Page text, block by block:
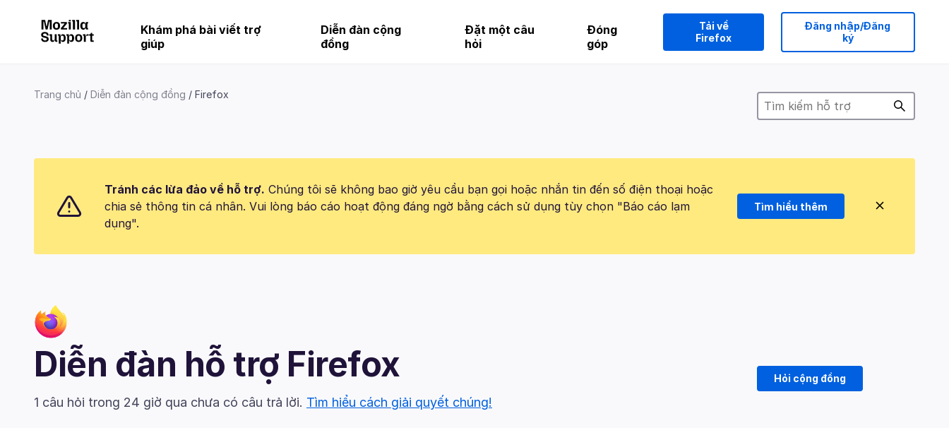
Khám phá bài viết trợ
giúp
Diễn đàn cộng
đồng
Đặt một câu
hỏi
Đóng
góp
Tải về
Firefox
Đăng nhập/Đăng
ký
Trang chủ Diễn đàn cộng đồng Firefox
Tránh các lừa đảo về hỗ trợ. Chúng tôi sẽ không bao giờ yêu cầu bạn gọi hoặc nhắn tin đến số điện thoại hoặc
chia sẻ thông tin cá nhân. Vui lòng báo cáo hoạt động đáng ngờ bằng cách sử dụng tùy chọn "Báo cáo lạm
dụng".
Tìm hiểu thêm
Diễn đàn hỗ trợ Firefox
1 câu hỏi trong 24 giờ qua chưa có câu trả lời. Tìm hiểu cách giải quyết chúng!
Hỏi cộng đồng